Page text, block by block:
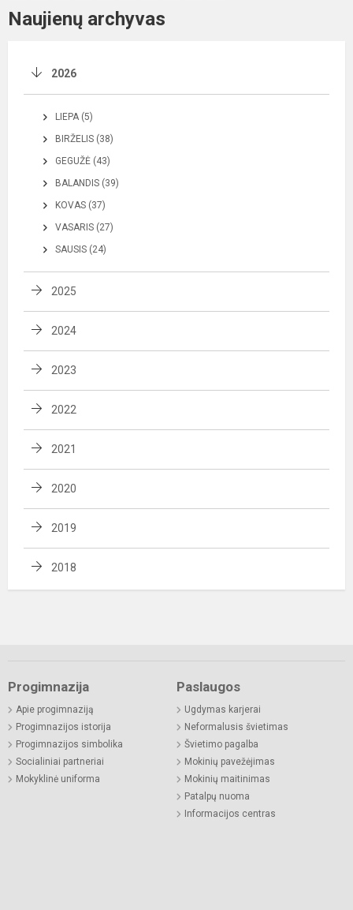
Naujienų archyvas
2026
LIEPA (5)
BIRŽELIS (38)
GEGUŽĖ (43)
BALANDIS (39)
KOVAS (37)
VASARIS (27)
SAUSIS (24)
2025
2024
2023
2022
2021
2020
2019
2018
Progimnazija
Apie progimnaziją
Progimnazijos istorija
Progimnazijos simbolika
Socialiniai partneriai
Mokyklinė uniforma
Paslaugos
Ugdymas karjerai
Neformalusis švietimas
Švietimo pagalba
Mokinių pavežėjimas
Mokinių maitinimas
Patalpų nuoma
Informacijos centras